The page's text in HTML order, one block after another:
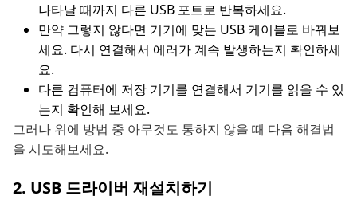
나타날 때까지 다른 USB 포트로 반복하세요.
만약 그렇지 않다면 기기에 맞는 USB 케이블로 바꿔보
세요. 다시 연결해서 에러가 계속 발생하는지 확인하세
요.
다른 컴퓨터에 저장 기기를 연결해서 기기를 읽을 수 있
는지 확인해 보세요.
그러나 위에 방법 중 아무것도 통하지 않을 때 다음 해결법
을 시도해보세요.
2. USB 드라이버 재설치하기